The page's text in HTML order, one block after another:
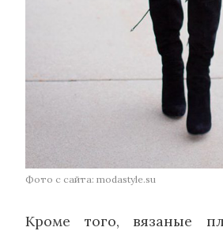
Фото с сайта: modastyle.su
Кроме того, вязаные